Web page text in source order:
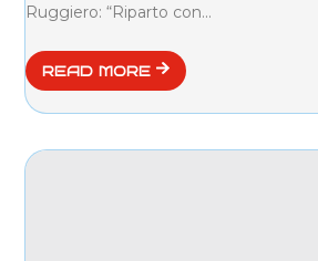
Ruggiero: “Riparto con...
READ MORE